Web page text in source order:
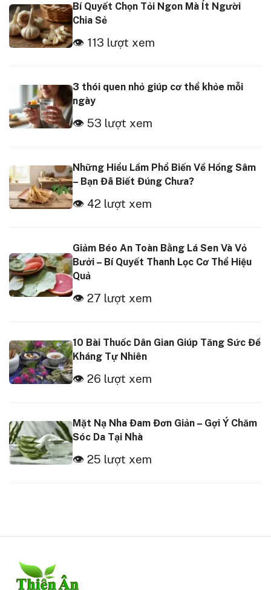
Bí Quyết Chọn Tỏi Ngon Mà Ít Người
Chia Sẻ
👁 113 lượt xem
3 thói quen nhỏ giúp cơ thể khỏe mỗi
ngày
👁 53 lượt xem
Những Hiểu Lầm Phổ Biến Về Hồng Sâm
– Bạn Đã Biết Đúng Chưa?
👁 42 lượt xem
Giảm Béo An Toàn Bằng Lá Sen Và Vỏ
Bưởi – Bí Quyết Thanh Lọc Cơ Thể Hiệu
Quả
👁 27 lượt xem
10 Bài Thuốc Dân Gian Giúp Tăng Sức Đề
Kháng Tự Nhiên
👁 26 lượt xem
Mặt Nạ Nha Đam Đơn Giản – Gợi Ý Chăm
Sóc Da Tại Nhà
👁 25 lượt xem